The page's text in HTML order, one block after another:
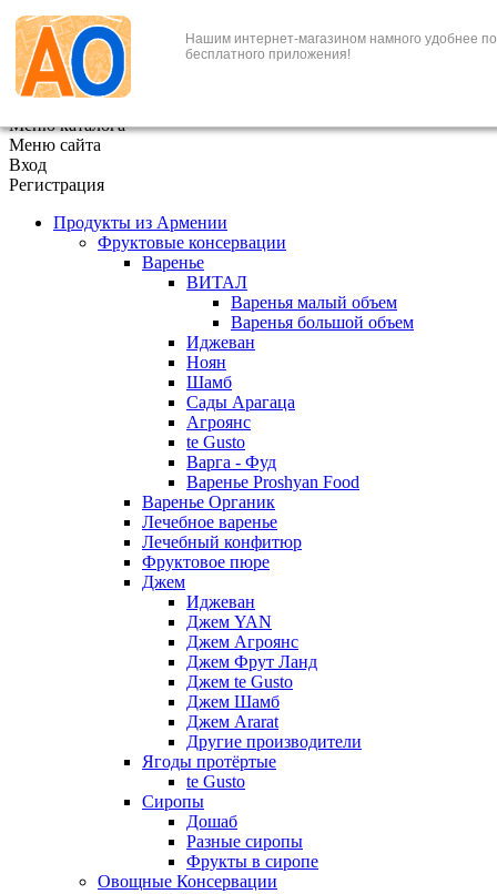
Нашим интернет-магазином намного удобнее
бесплатного приложения!
+7 (495) 646-888-1
В корзине 0 товаров
Меню каталога
Меню сайта
Вход
Регистрация
Продукты из Армении
Фруктовые консервации
Варенье
ВИТАЛ
Варенья малый объем
Варенья большой объем
Иджеван
Ноян
Шамб
Сады Арагаца
Агроянс
te Gusto
Варга - Фуд
Варенье Proshyan Food
Варенье Органик
Лечебное варенье
Лечебный конфитюр
Фруктовое пюре
Джем
Иджеван
Джем YAN
Джем Агроянс
Джем Фрут Ланд
Джем te Gusto
Джем Шамб
Джем Ararat
Другие производители
Ягоды протёртые
te Gusto
Сиропы
Дошаб
Разные сиропы
Фрукты в сиропе
Овощные Консервации